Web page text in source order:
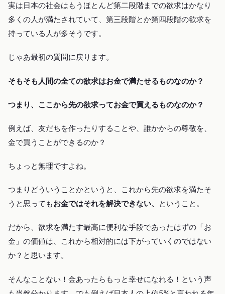
実は日本の社会はもうほとんど第二段階までの欲求はかなり
多くの人が満たされていて、第三段階とか第四段階の欲求を
持っている人が多そうです。
じゃあ最初の質問に戻ります。
そもそも人間の全ての欲求はお金で満たせるものなのか？
つまり、ここから先の欲求ってお金で買えるものなのか？
例えば、友だちを作ったりすることや、誰かからの尊敬を、
金で買うことができるのか？
ちょっと無理ですよね。
つまりどういうことかというと、これから先の欲求を満たそ
うと思ってもお金ではそれを解決できない、 ということ。
だから、欲求を満たす最高に便利な手段であったはずの「お
金」の価値は、これから相対的には下がっていくのではない
か？と思います。
そんなことない！金あったらもっと幸せになれる！という声